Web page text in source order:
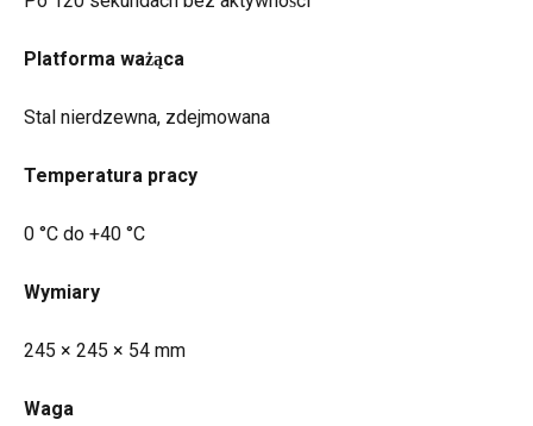
Platforma ważąca
Stal nierdzewna, zdejmowana
Temperatura pracy
0 °C do +40 °C
Wymiary
245 × 245 × 54 mm
Waga